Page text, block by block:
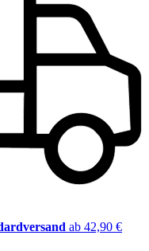
ab 42,90 €